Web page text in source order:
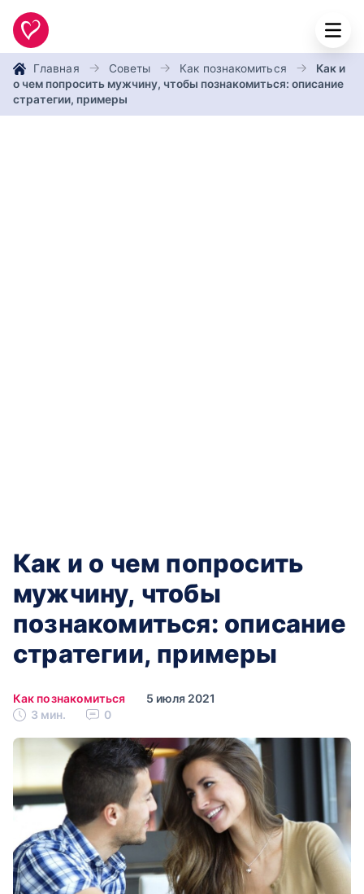
Главная Советы Как познакомиться
Как и
о чем попросить мужчину, чтобы познакомиться: описание
стратегии, примеры
Как и о чем попросить
мужчину, чтобы
познакомиться: описание
стратегии, примеры
Как познакомиться
5 июля 2021
3 мин.
0